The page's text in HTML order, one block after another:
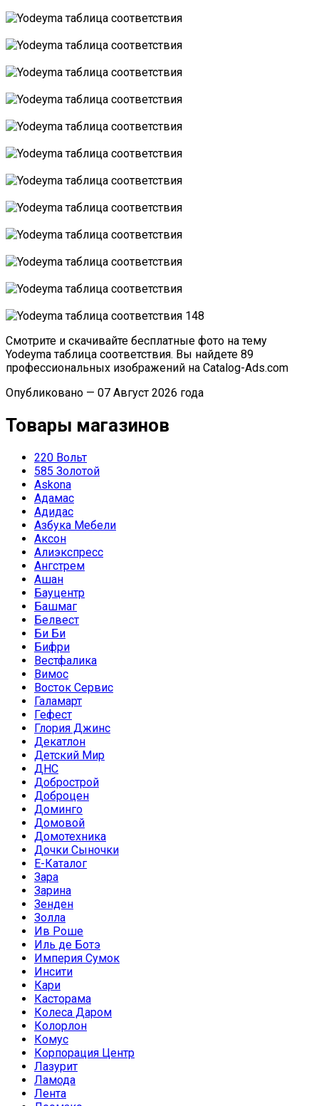
Смотрите и скачивайте бесплатные фото на тему
Yodeyma таблица соответствия. Вы найдете 89
профессиональных изображений на Catalog-Ads.com
Опубликовано — 07 Август 2026 года
Товары магазинов
220 Вольт
585 Золотой
Askona
Адамас
Адидас
Азбука Мебели
Аксон
Алиэкспресс
Ангстрем
Ашан
Бауцентр
Башмаг
Белвест
Би Би
Бифри
Вестфалика
Вимос
Восток Сервис
Галамарт
Гефест
Глория Джинс
Декатлон
Детский Мир
ДНС
Добрострой
Доброцен
Доминго
Домовой
Домотехника
Дочки Сыночки
Е-Каталог
Зара
Зарина
Зенден
Золла
Ив Роше
Иль де Ботэ
Империя Сумок
Инсити
Кари
Касторама
Колеса Даром
Колорлон
Комус
Корпорация Центр
Лазурит
Ламода
Лента